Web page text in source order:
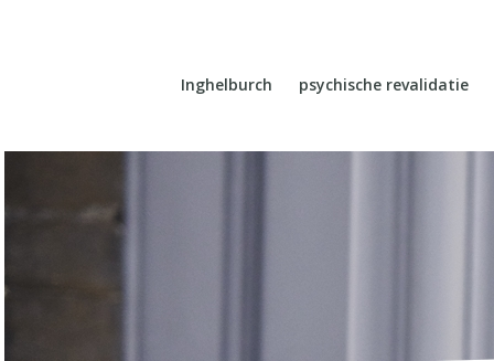
Inghelburch psychische revalidatie